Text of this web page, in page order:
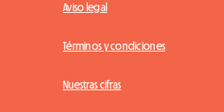
Aviso legal
Términos y condiciones
Nuestras cifras